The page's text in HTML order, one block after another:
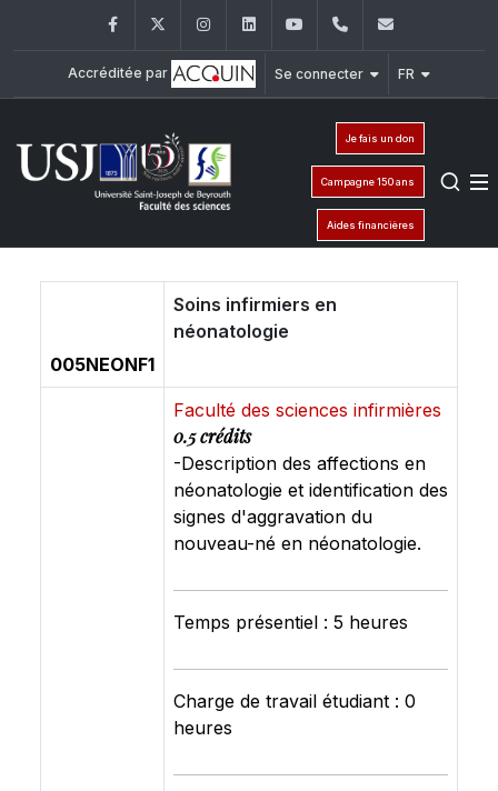
FacebookTwitter InstagramLinkedInYouTube+961 (1) 421 368
Accréditée par Se connecter FR
Je fais un don
Campagne 150 ans
Aides financières
005NEONF1
Soins infirmiers en
néonatologie
Faculté des sciences infirmières
0.5 crédits
-Description des affections en
néonatologie et identification des
signes d'aggravation du
nouveau-né en néonatologie.
Temps présentiel : 5 heures
Charge de travail étudiant : 0
heures